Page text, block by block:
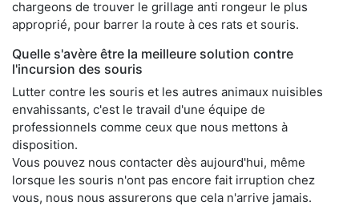
chargeons de trouver le grillage anti rongeur le plus
approprié, pour barrer la route à ces rats et souris.
Quelle s'avère être la meilleure solution contre
l'incursion des souris
Lutter contre les souris et les autres animaux nuisibles
envahissants, c'est le travail d'une équipe de
professionnels comme ceux que nous mettons à
disposition.
Vous pouvez nous contacter dès aujourd'hui, même
lorsque les souris n'ont pas encore fait irruption chez
vous, nous nous assurerons que cela n'arrive jamais.